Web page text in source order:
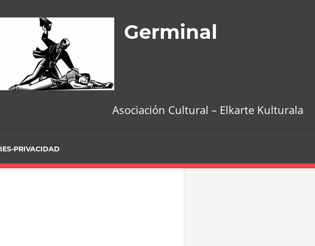
Germinal
Asociación Cultural – Elkarte Kulturala
PRIVACIDAD